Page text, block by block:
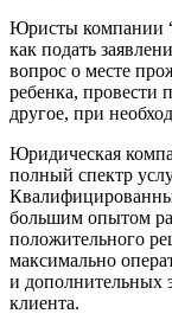
Юристы компании
как подать
вопрос о месте
ребенка, провести
другое, при
Юридическая
полный спектр
большим опытом
положительного
максимально
и дополнительных
клиента.